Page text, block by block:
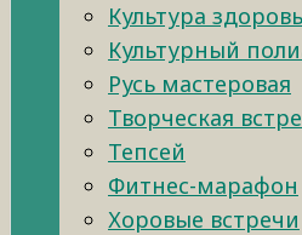
Культура
Культурный
Русь мастеровая
Творческая
Тепсей
Фитнес-марафон
Хоровые встречи